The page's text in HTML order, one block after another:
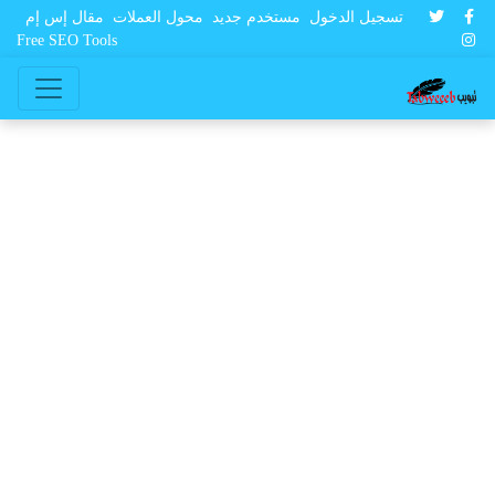
تسجيل الدخول مستخدم جديد محول العملات
مقال إس إم
Free SEO Tools